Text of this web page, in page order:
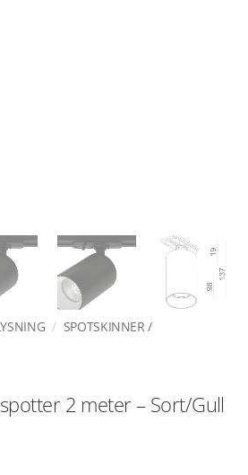
/ SPOTSKINNER /
2 meter – Sort/Gull